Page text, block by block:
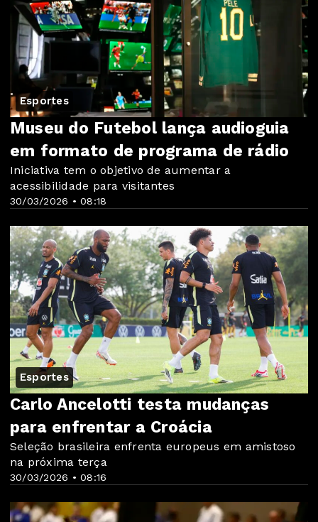
Esportes
30/03/2026 • 08:18
Museu do Futebol lança audioguia
em formato de programa de rádio
Iniciativa tem o objetivo de aumentar a
acessibilidade para visitantes
Esportes
30/03/2026 • 08:16
Carlo Ancelotti testa mudanças
para enfrentar a Croácia
Seleção brasileira enfrenta europeus em amistoso
na próxima terça